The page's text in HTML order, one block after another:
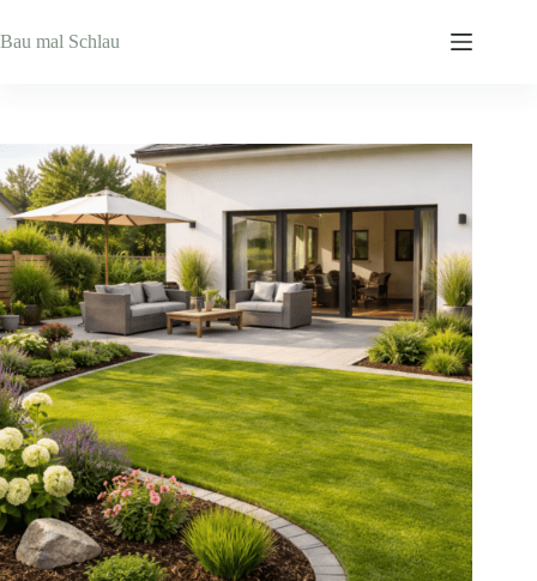
Inhalt
springen
Bau mal Schlau